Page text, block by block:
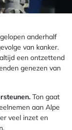
anderhalf
van kanker.
een ontzettend
genezen van
Ton gaat
aan Alpe
veel inzet en